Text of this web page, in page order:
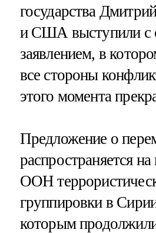
государства
и США выступили с
заявлением, в
все стороны
этого момента
Предложение о
распространяется
ООН
группировки в
которым